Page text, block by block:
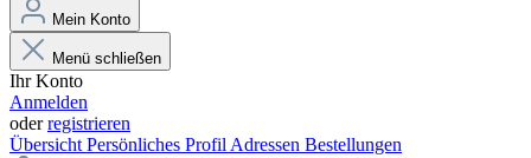
Mein Konto
Menü schließen
Ihr Konto
Anmelden
oderregistrieren
Übersicht Persönliches Profil Adressen Bestellungen